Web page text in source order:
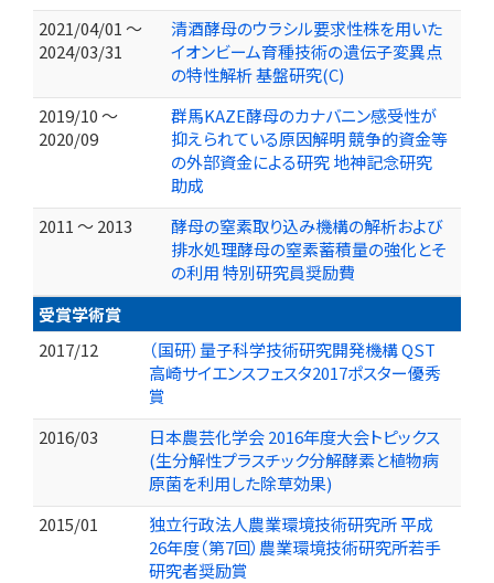
2021/04/01 ～
2024/03/31
清酒酵母のウラシル要求性株を用いた
イオンビーム育種技術の遺伝子変異点
の特性解析 基盤研究(C)
2019/10 ～
2020/09
群馬KAZE酵母のカナバニン感受性が
抑えられている原因解明 競争的資金等
の外部資金による研究 地神記念研究
助成
2011 ～ 2013
酵母の窒素取り込み機構の解析および
排水処理酵母の窒素蓄積量の強化とそ
の利用 特別研究員奨励費
受賞学術賞
2017/12
（国研）量子科学技術研究開発機構 QST
高崎サイエンスフェスタ2017ポスター優秀
賞
2016/03
日本農芸化学会 2016年度大会トピックス
(生分解性プラスチック分解酵素と植物病
原菌を利用した除草効果)
2015/01
独立行政法人農業環境技術研究所 平成
26年度（第7回）農業環境技術研究所若手
研究者奨励賞